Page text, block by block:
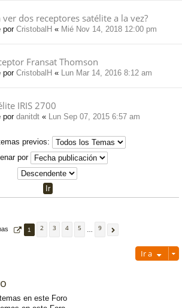
dos receptores satélite a la vez?
porCristobalH « Mié Nov 14, 2018 12:00 pm
Fransat Thomson
porCristobalH « Lun Mar 14, 2016 8:12 am
IRIS 2700
pordanitdt « Lun Sep 07, 2015 6:57 am
previos:
por
1 2 3 4 5 9
Ir a
en este Foro